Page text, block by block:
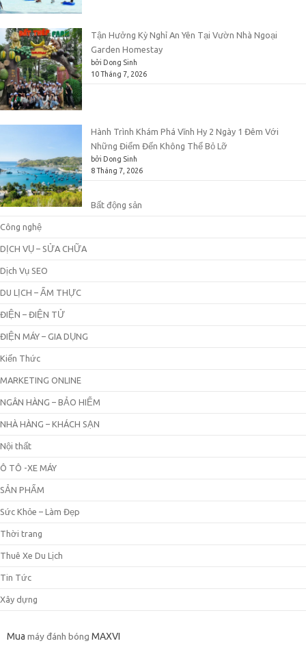
Tận Hưởng Kỳ Nghỉ An Yên Tại Vườn Nhà Ngoại
Garden Homestay
bởi Dong Sinh
10 Tháng 7, 2026
Hành Trình Khám Phá Vĩnh Hy 2 Ngày 1 Đêm Với
Những Điểm Đến Không Thể Bỏ Lỡ
bởi Dong Sinh
8 Tháng 7, 2026
Bất động sản
Công nghệ
DỊCH VỤ – SỬA CHỮA
Dịch Vụ SEO
DU LỊCH – ẨM THỰC
ĐIỆN – ĐIỆN TỬ
ĐIỆN MÁY – GIA DỤNG
Kiến Thức
MARKETING ONLINE
NGÂN HÀNG – BẢO HIỂM
NHÀ HÀNG – KHÁCH SẠN
Nội thất
Ô TÔ -XE MÁY
SẢN PHẨM
Sức Khỏe – Làm Đẹp
Thời trang
Thuê Xe Du Lịch
Tin Tức
Xây dựng
Mua máy đánh bóng MAXVI